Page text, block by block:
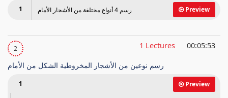
1 Preview رسم 4 أنواع مختلفة من الأشجار الأمام
2 1 Lectures 00:05:53
رسم نوعين من الأشجار المخروطية الشكل من الأمام
1 Preview